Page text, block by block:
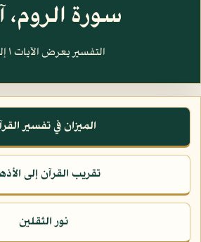
سورة الروم،
التفسير يعرض الآيات ١ إلى ١٩
الميزان في تفسير
تقريب القرآن إلى
نور الثقلين